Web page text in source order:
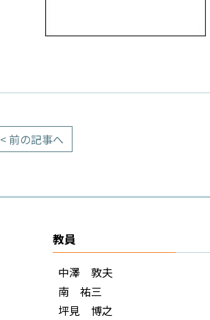
< 前の記事へ
教員
中澤 敦夫
南 祐三
坪見 博之